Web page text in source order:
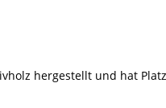
hergestellt und hat